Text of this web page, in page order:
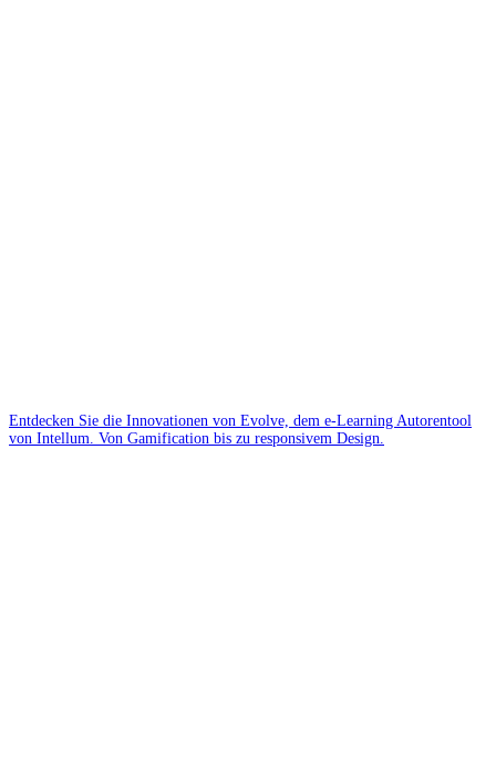
Entdecken Sie die Innovationen von Evolve, dem e-Learning Autorentool
von Intellum. Von Gamification bis zu responsivem Design.